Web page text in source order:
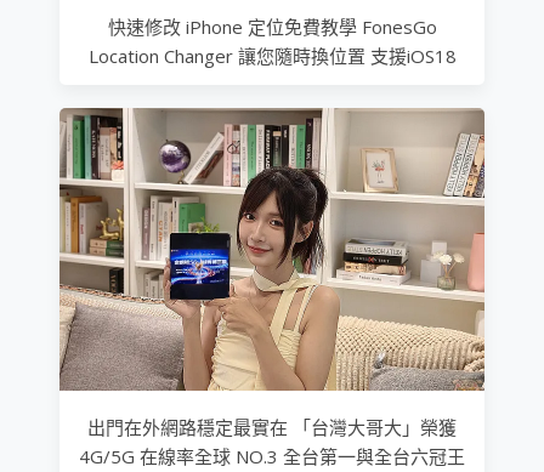
快速修改 iPhone 定位免費教學 FonesGo
Location Changer 讓您隨時換位置 支援iOS18
出門在外網路穩定最實在 「台灣大哥大」榮獲
4G/5G 在線率全球 NO.3 全台第一與全台六冠王